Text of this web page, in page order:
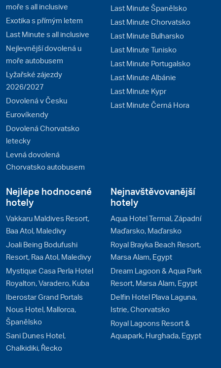
moře s all inclusive
Exotika s přímým letem
Last Minute s all inclusive
Nejlevnější dovolená u
moře autobusem
Lyžařské zájezdy
2026/2027
Dovolená v Česku
Eurovíkendy
Dovolená Chorvatsko
letecky
Levná dovolená
Chorvatsko autobusem
Last Minute Španělsko
Last Minute Chorvatsko
Last Minute Bulharsko
Last Minute Tunisko
Last Minute Portugalsko
Last Minute Albánie
Last Minute Kypr
Last Minute Černá Hora
Nejlépe hodnocené
hotely
Vakkaru Maldives Resort,
Baa Atol, Maledivy
Joali Being Bodufushi
Resort, Raa Atol, Maledivy
Mystique Casa Perla Hotel
Royalton, Varadero, Kuba
Iberostar Grand Portals
Nous Hotel, Mallorca,
Španělsko
Sani Dunes Hotel,
Chalkidiki, Řecko
Nejnavštěvovanější
hotely
Aqua Hotel Termal, Západní
Maďarsko, Maďarsko
Royal Brayka Beach Resort,
Marsa Alam, Egypt
Dream Lagoon & Aqua Park
Resort, Marsa Alam, Egypt
Delfin Hotel Plava Laguna,
Istrie, Chorvatsko
Royal Lagoons Resort &
Aquapark, Hurghada, Egypt